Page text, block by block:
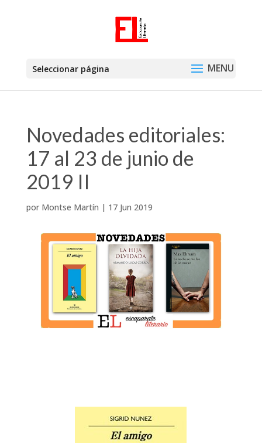
Seleccionar página
Novedades editoriales:
17 al 23 de junio de
2019 II
por Montse Martín | 17 Jun 2019